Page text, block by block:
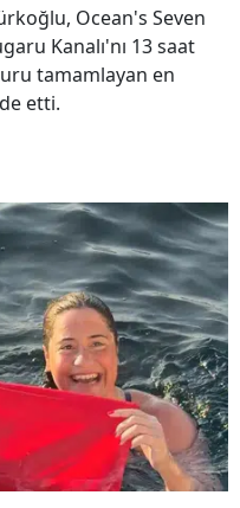
Ocean's Seven
Kanalı'nı 13 saat
tamamlayan en
etti.